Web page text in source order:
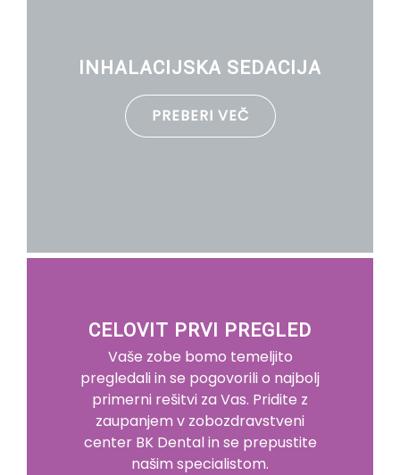
INHALACIJSKA SEDACIJA
PREBERI VEČ
CELOVIT PRVI PREGLED
Vaše zobe bomo temeljito
pregledali in se pogovorili o najbolj
primerni rešitvi za Vas. Pridite z
zaupanjem v zobozdravstveni
center BK Dental in se prepustite
našim specialistom.